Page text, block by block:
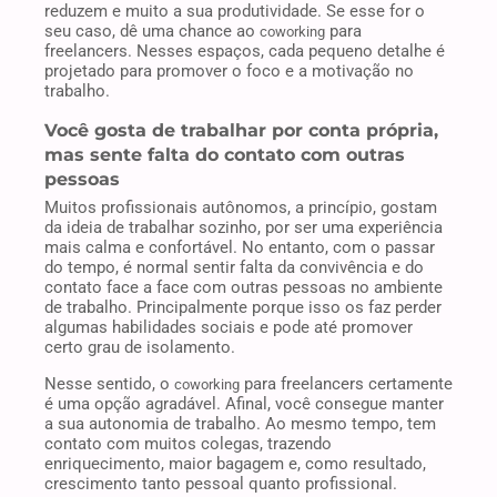
reduzem e muito a sua produtividade. Se esse for o
seu caso, dê uma chance ao coworking para
freelancers. Nesses espaços, cada pequeno detalhe é
projetado para promover o foco e a motivação no
trabalho.
Você gosta de trabalhar por conta própria,
mas sente falta do contato com outras
pessoas
Muitos profissionais autônomos, a princípio, gostam
da ideia de trabalhar sozinho, por ser uma experiência
mais calma e confortável. No entanto, com o passar
do tempo, é normal sentir falta da convivência e do
contato face a face com outras pessoas no ambiente
de trabalho. Principalmente porque isso os faz perder
algumas habilidades sociais e pode até promover
certo grau de isolamento.
Nesse sentido, o coworking para freelancers certamente
é uma opção agradável. Afinal, você consegue manter
a sua autonomia de trabalho. Ao mesmo tempo, tem
contato com muitos colegas, trazendo
enriquecimento, maior bagagem e, como resultado,
crescimento tanto pessoal quanto profissional.